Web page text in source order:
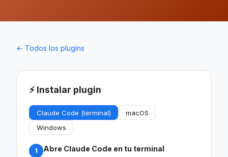
← Todos los plugins
⚡ Instalar plugin
Claude Code (terminal)
macOS
Windows
1
Abre Claude Code en tu terminal